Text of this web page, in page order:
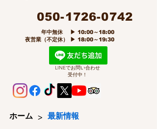
050-1726-0742
​ 年中無休 ▶ 10:00～18:00
夜営業（不定休） ▶ 18:00～19:30
LINEでお問い合わせ
受付中！
ホーム > 最新情報